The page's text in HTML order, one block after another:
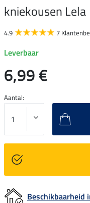
kniekousen Lela
4.9 7
Leverbaar
6,99 €
Aantal:
Beschikbaarheid